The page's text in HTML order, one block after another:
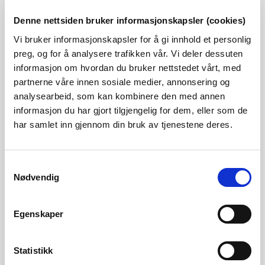
Denne nettsiden bruker informasjonskapsler (cookies)
Vi bruker informasjonskapsler for å gi innhold et personlig
preg, og for å analysere trafikken vår. Vi deler dessuten
informasjon om hvordan du bruker nettstedet vårt, med
partnerne våre innen sosiale medier, annonsering og
analysearbeid, som kan kombinere den med annen
informasjon du har gjort tilgjengelig for dem, eller som de
har samlet inn gjennom din bruk av tjenestene deres.
Nødvendig
Egenskaper
Statistikk
Vurdering (42,2 MB) 17.11.2021
Kvalitetssikring (2,5
MB) 15.12.2021
2709 Vollsveien sør
Vurdering 26.04.2022 (53,3 MB)|Uavhengig
kvalitetssikring 02.05.2022 (0,9 MB)
2372 Fossum
MB),Grunnundersøkelser og vurdering 12.12.2007
2781 Vollsveien sør 2, 2782 Lilleakerveien sør 1, og
Uavhengig kvalitetssikring